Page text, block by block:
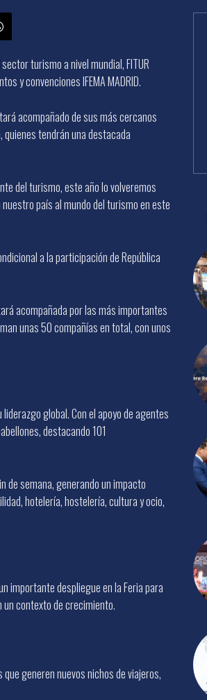
turismo a nivel mundial, FITUR
y convenciones IFEMA MADRID.
acompañado de sus más cercanos
tendrán una destacada
del turismo, este año lo volveremos
país al mundo del turismo en este
a la participación de República
acompañada por las más importantes
unas 50 compañías en total, con unos
global. Con el apoyo de agentes
destacando 101
semana, generando un impacto
hotelería, hostelería, cultura y ocio,
importante despliegue en la Feria para
contexto de crecimiento.
generen nuevos nichos de viajeros,